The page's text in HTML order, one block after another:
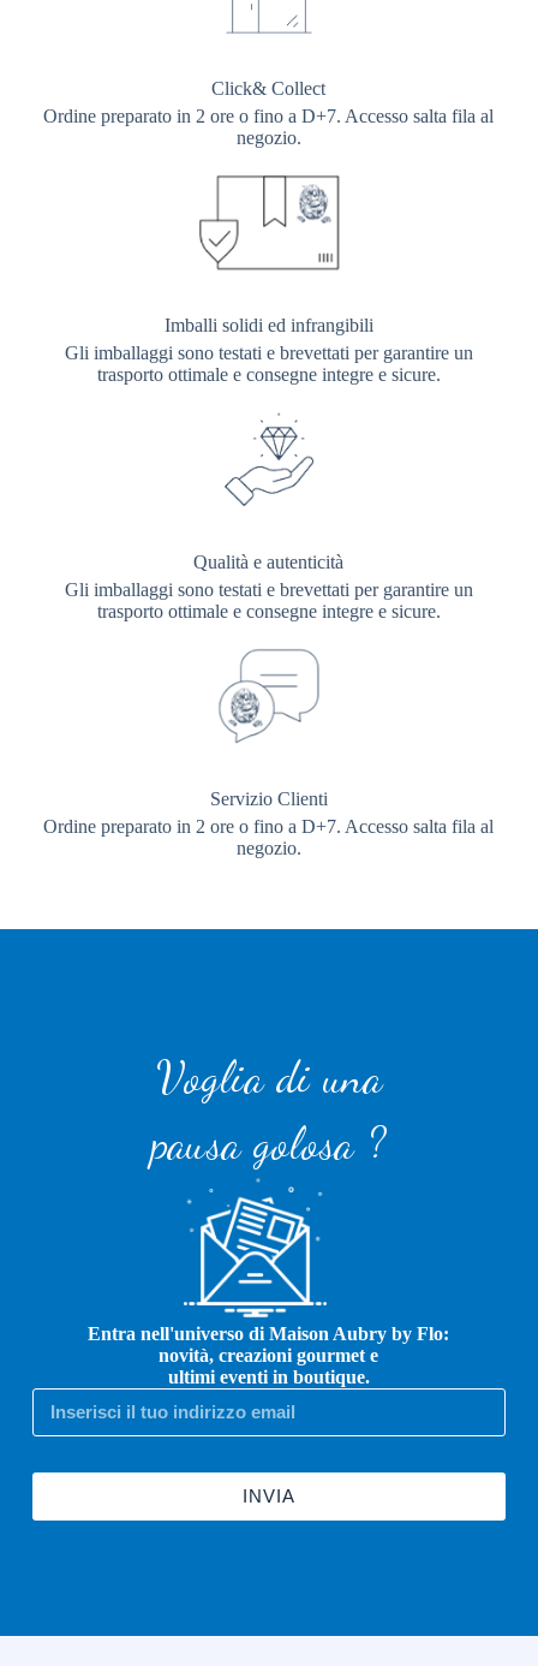
Click& Collect
Ordine preparato in 2 ore o fino a D+7. Accesso salta fila al
negozio.
Imballi solidi ed infrangibili
Gli imballaggi sono testati e brevettati per garantire un
trasporto ottimale e consegne integre e sicure.
Qualità e autenticità
Gli imballaggi sono testati e brevettati per garantire un
trasporto ottimale e consegne integre e sicure.
Servizio Clienti
Ordine preparato in 2 ore o fino a D+7. Accesso salta fila al
negozio.
Voglia di una
pausa golosa ?
Entra nell'universo di Maison Aubry by Flo:
novità, creazioni gourmet e
ultimi eventi in boutique.
INVIA